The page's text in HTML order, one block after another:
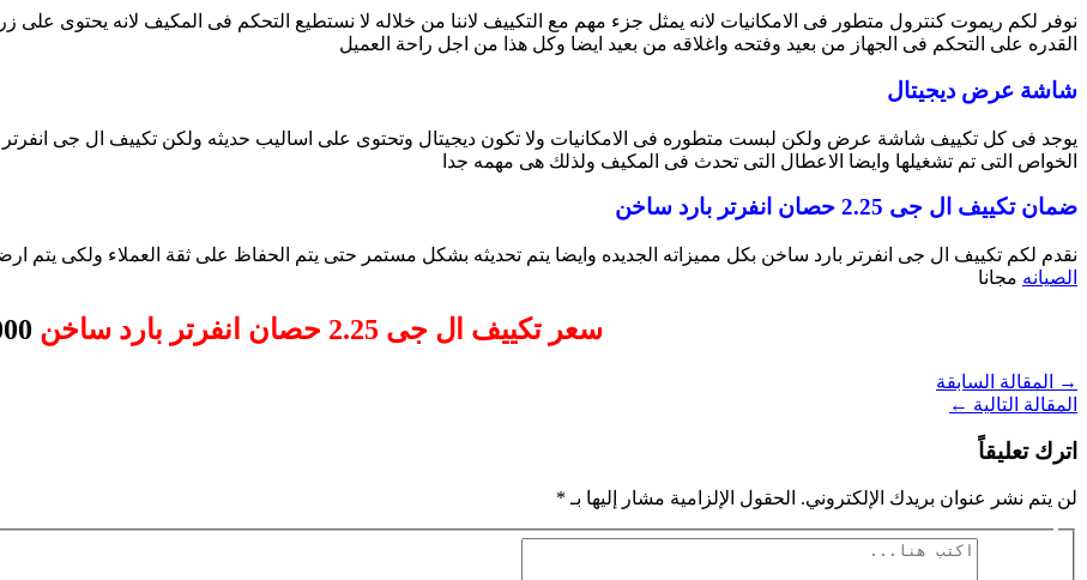
نوفر لكم ريموت كنترول متطور فى الامكانيات لانه يمثل جزء مهم مع التكييف لاننا من خلاله لا نستطيع التحكم فى المكيف لانه يحتوى على
القدره على التحكم فى الجهاز من بعيد وفتحه واغلاقه من بعيد ايضا وكل هذا من اجل راحة العميل
شاشة عرض ديجيتال
يوجد فى كل تكييف شاشة عرض ولكن لبست متطوره فى الامكانيات ولا تكون ديجيتال وتحتوى على اساليب حديثه ولكن تكييف ال جى
الخواص التى تم تشغيلها وايضا الاعطال التى تحدث فى المكيف ولذلك هى مهمه جدا
ضمان تكييف ال جى 2.25 حصان انفرتر بارد ساخن
نقدم لكم تكييف ال جى انفرتر بارد ساخن بكل مميزاته الجديده وايضا يتم تحديثه بشكل مستمر حتى يتم الحفاظ على ثقة العملاء ولكى يتم ارضاء العملاء
الصيانه مجانا
سعر تكييف ال جى 2.25 حصان انفرتر بارد ساخن
→
المقالة السابقة
المقالة التالية ←
اترك تعليقاً
لن يتم نشر عنوان بريدك الإلكتروني. الحقول الإلزامية مشار إليها بـ *